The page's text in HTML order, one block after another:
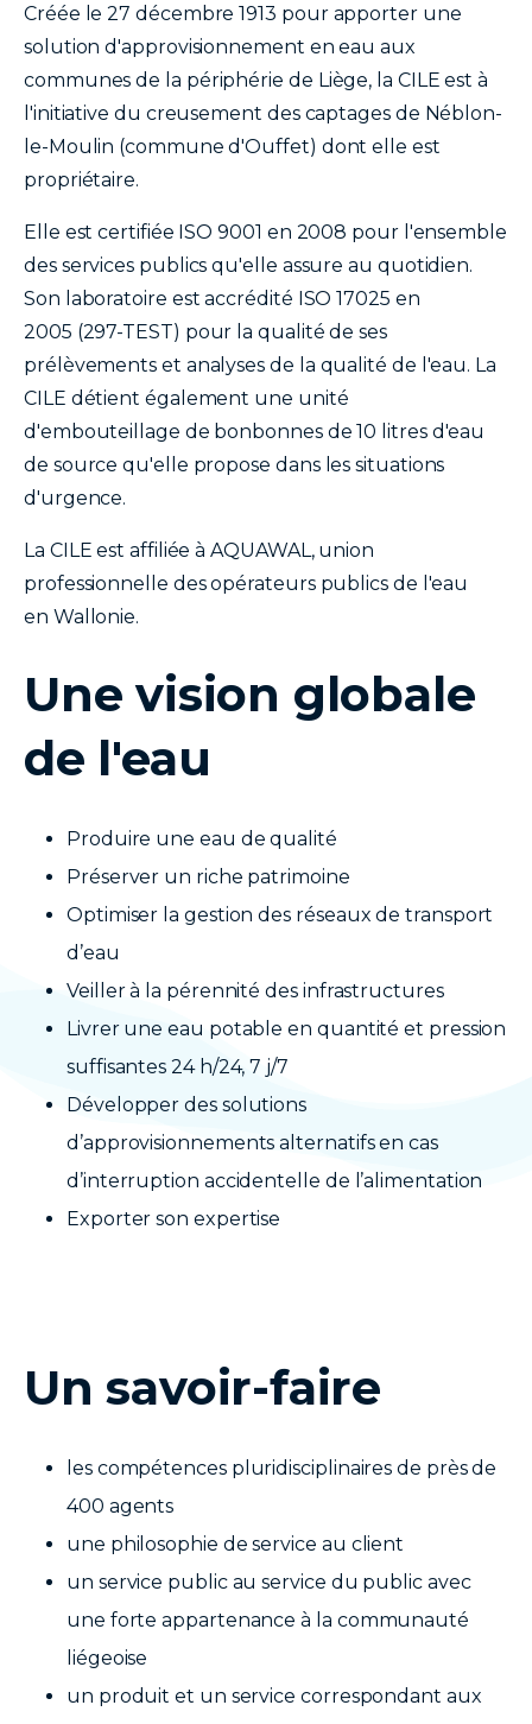
Créée le 27 décembre 1913 pour apporter une
solution d'approvisionnement en eau aux
communes de la périphérie de Liège, la CILE est à
l'initiative du creusement des captages de Néblon-
le-Moulin (commune d'Ouffet) dont elle est
propriétaire.
Elle est certifiée ISO 9001 en 2008 pour l'ensemble
des services publics qu'elle assure au quotidien.
Son laboratoire est accrédité ISO 17025 en
2005 (297-TEST) pour la qualité de ses
prélèvements et analyses de la qualité de l'eau. La
CILE détient également une unité
d'embouteillage de bonbonnes de 10 litres d'eau
de source qu'elle propose dans les situations
d'urgence.
La CILE est affiliée à AQUAWAL, union
professionnelle des opérateurs publics de l'eau
en Wallonie.
Une vision globale
de l'eau
Produire une eau de qualité
Préserver un riche patrimoine
Optimiser la gestion des réseaux de transport
d’eau
Veiller à la pérennité des infrastructures
Livrer une eau potable en quantité et pression
suffisantes 24 h/24, 7 j/7
Développer des solutions
d’approvisionnements alternatifs en cas
d’interruption accidentelle de l’alimentation
Exporter son expertise
Un savoir-faire
les compétences pluridisciplinaires de près de
400 agents
une philosophie de service au client
un service public au service du public avec
une forte appartenance à la communauté
liégeoise
un produit et un service correspondant aux